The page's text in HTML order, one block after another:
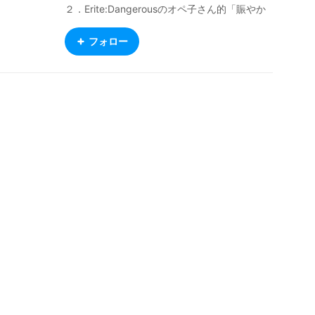
２．Erite:Dangerousのオペ子さん的「賑やか
rror」を 使用して表示しています。
全ての要素にオリジナル素材は無いです。
フォロー